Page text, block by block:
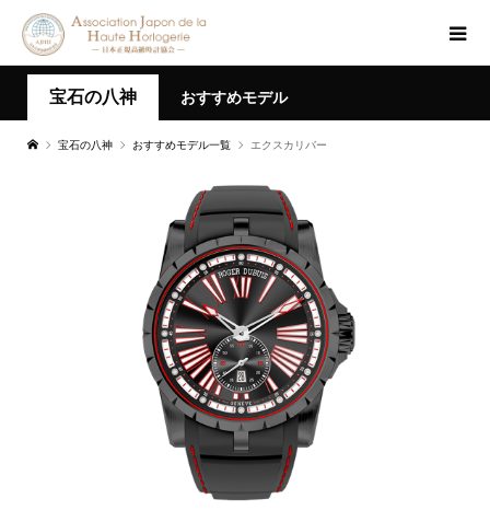
宝石の八神 おすすめモデル
宝石の八神 おすすめモデル一覧 エクスカリバー